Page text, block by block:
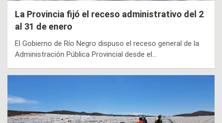
La Provincia fijó el receso administrativo del 2
al 31 de enero
El Gobierno de Río Negro dispuso el receso general de la
Administración Pública Provincial desde el…